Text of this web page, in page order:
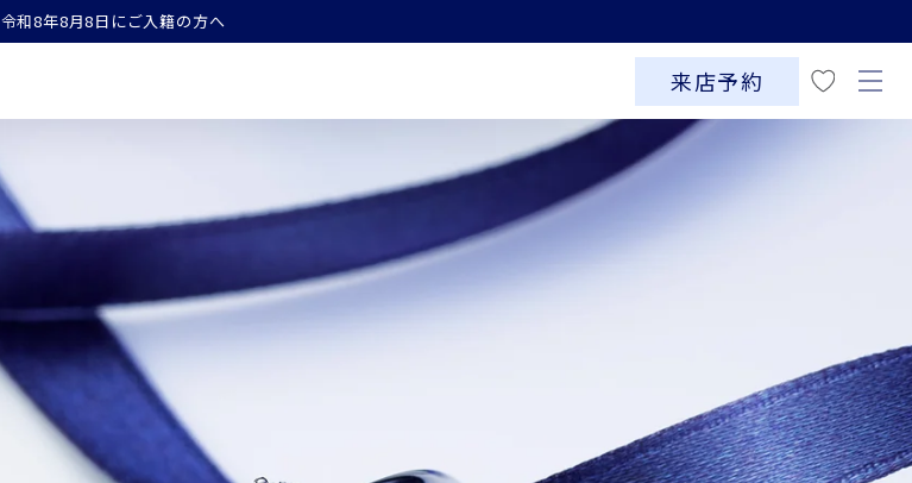
令和8年8月8日にご入籍の方へ
来店予約
気
に
入